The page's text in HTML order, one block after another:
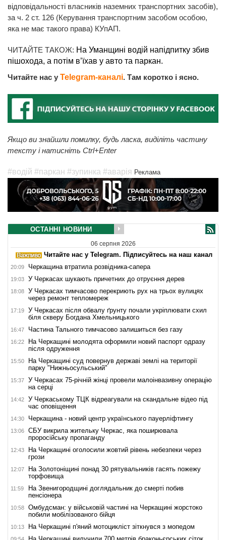
відповідальності власників наземних транспортних засобів),
за ч. 2 ст. 126 (Керування транспортним засобом особою,
яка не має такого права) КУпАП.
ЧИТАЙТЕ ТАКОЖ: На Уманщині водій напідпитку збив
пішохода, а потім в’їхав у авто та паркан.
Читайте нас у Telegram-каналі. Там коротко і ясно.
Якщо ви знайшли помилку, будь ласка, виділіть частину
тексту і натисніть Ctrl+Enter
#водій #паркан #зупинка #аварія Реклама
ОСТАННІ НОВИНИ
06 серпня 2026
Читайте нас у Telegram. Підписуйтесь на наш канал
20:09 Черкащина втратила розвідника-сапера
19:03 У Черкасах шукають причетних до отруєння дерев
18:08
У Черкасах тимчасово перекриють рух на трьох вулицях
через ремонт тепломереж
17:19
У Черкасах після обвалу ґрунту почали укріплювати схил
біля скверу Богдана Хмельницького
16:47 Частина Тального тимчасово залишиться без газу
16:22
На Черкащині молодята оформили новий паспорт одразу
після одруження
15:50
На Черкащині суд повернув державі землі на території
парку "Нижньосульський"
15:37
У Черкасах 75-річній жінці провели малоінвазивну операцію
на серці
14:42
У Черкаському ТЦК відреагували на скандальне відео під
час оповіщення
14:30 Черкащина - новий центр українського пауерліфтингу
13:06
СБУ викрила жительку Черкас, яка поширювала
проросійську пропаганду
12:43
На Черкащині оголосили жовтий рівень небезпеки через
грози
12:07
На Золотоніщині понад 30 рятувальників гасять пожежу
торфовища
11:59
На Звенигородщині доглядальник до смерті побив
пенсіонера
10:58
Омбудсман: у військовій частині на Черкащині жорстоко
побили мобілізованого бійця
10:13 На Черкащині п'яний мотоцикліст зіткнувся з мопедом